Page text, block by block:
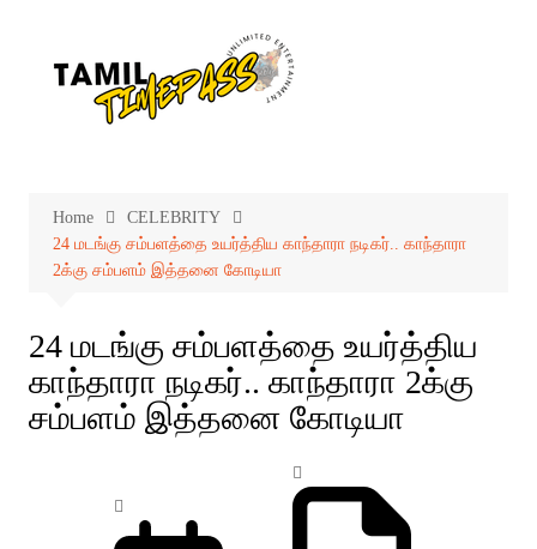
Home
CELEBRITY
24 மடங்கு சம்பளத்தை உயர்த்திய காந்தாரா நடிகர்.. காந்தாரா
2க்கு சம்பளம் இத்தனை கோடியா
24 மடங்கு சம்பளத்தை உயர்த்திய
காந்தாரா நடிகர்.. காந்தாரா 2க்கு
சம்பளம் இத்தனை கோடியா